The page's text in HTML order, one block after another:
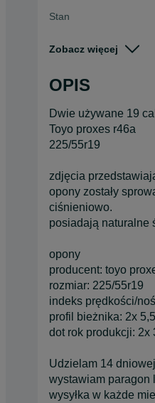
Stan
Szerokość
Zobacz więcej
OPIS
Dwie używane 19
Toyo proxes r46a
225/55r19
zdjęcia
opony zostały
ciśnieniowo.
posiadają naturalne
opony
producent: toyo
rozmiar: 225/55r19
indeks prędkości/
profil bieżnika: 2x
dot rok produkcji: 2x
Udzielam 14
wystawiam paragon
wysyłka w każde